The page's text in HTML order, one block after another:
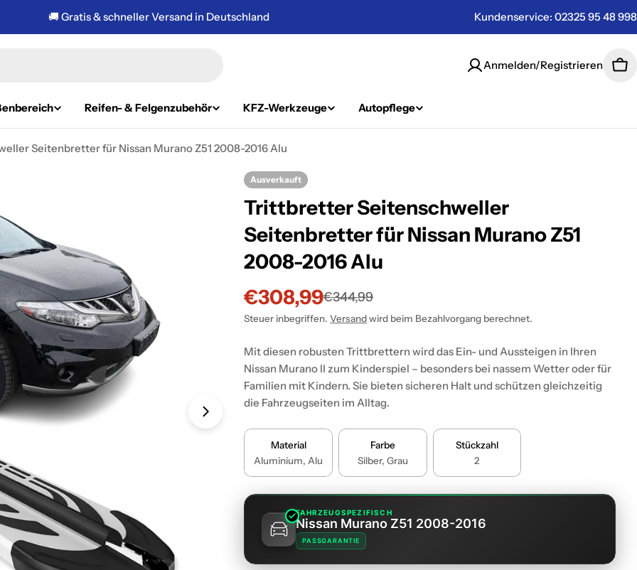
🚚 Gratis & schneller Versand in Deutschland Kundenservice: 02325 95 48 998
Anmelden/Registrieren
Reifen- & Felgenzubehör KFZ-Werkzeuge Autopflege
Seitenbretter für Nissan Murano Z51 2008-2016 Alu
Ausverkauft
Trittbretter Seitenschweller
Seitenbretter für Nissan Murano Z51
2008-2016 Alu
Verkaufspreis
€308,99
Regulärer
Preis
€344,99
Steuer inbegriffen.Versandwird beim Bezahlvorgang berechnet.
Mit diesen robusten Trittbrettern wird das Ein- und Aussteigen in Ihren
Nissan Murano II zum Kinderspiel – besonders bei nassem Wetter oder für
Familien mit Kindern. Sie bieten sicheren Halt und schützen gleichzeitig
die Fahrzeugseiten im Alltag.
Material
Aluminium, Alu
Farbe
Silber, Grau
Stückzahl
2
FAHRZEUGSPEZIFISCH
Nissan Murano Z51 2008-2016
PASSGARANTIE